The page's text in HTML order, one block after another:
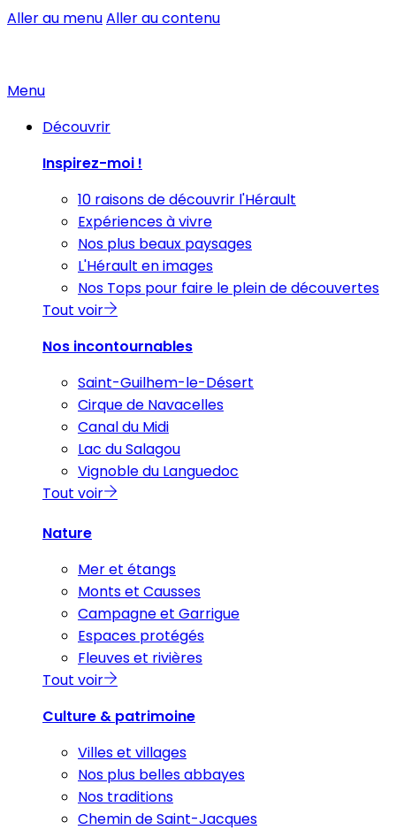
Aller au menuAller au contenu
Menu
Découvrir
Inspirez-moi !
10 raisons de découvrir l'Hérault
Expériences à vivre
Nos plus beaux paysages
L'Hérault en images
Nos Tops pour faire le plein de découvertes
Tout voir
Nos incontournables
Saint-Guilhem-le-Désert
Cirque de Navacelles
Canal du Midi
Lac du Salagou
Vignoble du Languedoc
Tout voir
Nature
Mer et étangs
Monts et Causses
Campagne et Garrigue
Espaces protégés
Fleuves et rivières
Tout voir
Culture & patrimoine
Villes et villages
Nos plus belles abbayes
Nos traditions
Chemin de Saint-Jacques